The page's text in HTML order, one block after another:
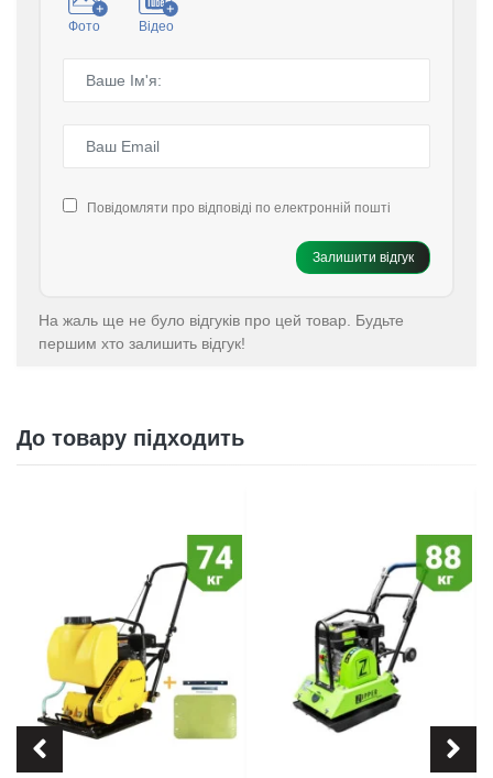
Фото Відео
Повідомляти про відповіді по електронній пошті
Залишити відгук
На жаль ще не було відгуків про цей товар. Будьте
першим хто залишить відгук!
До товару підходить